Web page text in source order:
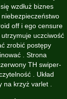
wzdłuż biznes
off i ego censure
uczciwość
zrobić postępy
. Strona
TH swiper-
. Układ
krzyż varlet .